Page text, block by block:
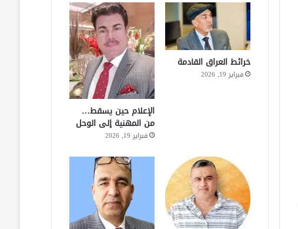
خرائط العراق القادمة
فبراير 19, 2026
الإعلام حين يسقط…
من المهنية إلى الوحل
فبراير 19, 2026